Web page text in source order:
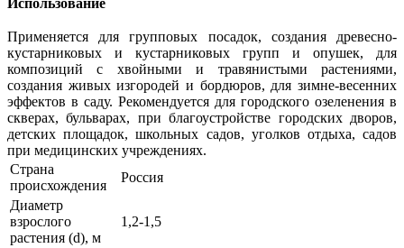
Использование
Применяется для групповых посадок, создания древесно-
кустарниковых и кустарниковых групп и опушек, для
композиций с хвойными и травянистыми растениями,
создания живых изгородей и бордюров, для зимне-весенних
эффектов в саду. Рекомендуется для городского озеленения в
скверах, бульварах, при благоустройстве городских дворов,
детских площадок, школьных садов, уголков отдыха, садов
при медицинских учреждениях.
Страна
происхождения
Россия
Диаметр
взрослого
растения (d), м
1,2-1,5